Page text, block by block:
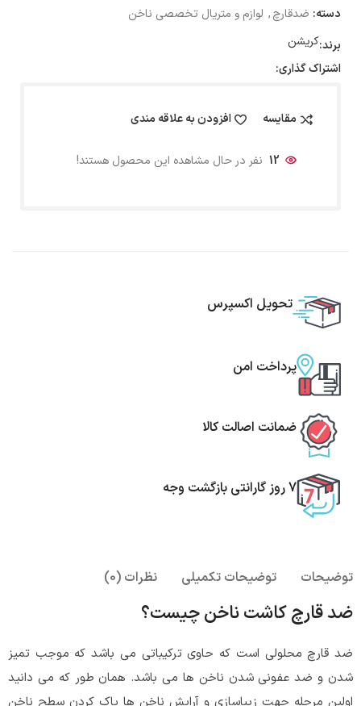
دسته: ضدقارچ, لوازم و متریال تخصصی ناخن
برند:کریشن
اشتراک گذاری:
مقایسه افزودن به علاقه مندی
12 نفر در حال مشاهده این محصول هستند!
تحویل اکسپرس
پرداخت امن
ضمانت اصالت کالا
7 روز گارانتی بازگشت وجه
توضیحات توضیحات تکمیلی نظرات (0)
ضد قارچ کاشت ناخن چیست؟
ضد قارچ محلولی است که حاوی ترکیباتی می باشد که موجب تمیز
شدن و ضد عفونی شدن ناخن ها می باشد. همان طور که می دانید